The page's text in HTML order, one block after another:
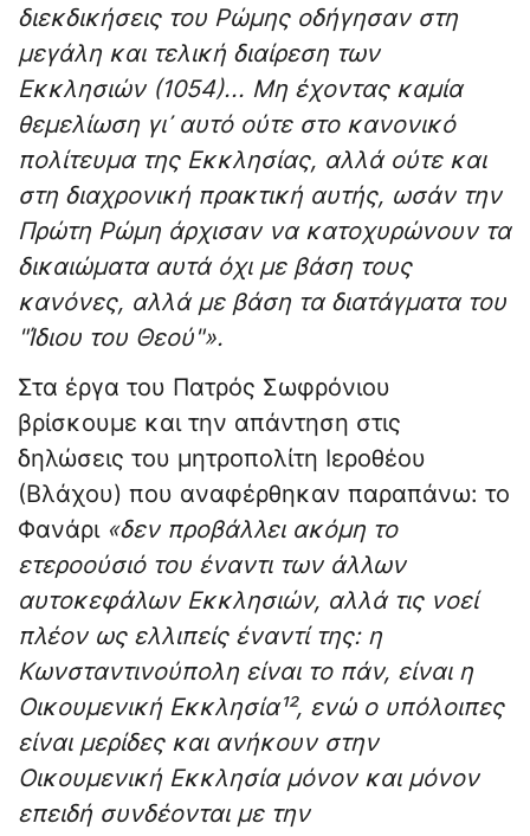
διεκδικήσεις του Ρώμης οδήγησαν στη
μεγάλη και τελική διαίρεση των
Εκκλησιών (1054)... Μη έχοντας καμία
θεμελίωση γι᾽ αυτό ούτε στο κανονικό
πολίτευμα της Εκκλησίας, αλλά ούτε και
στη διαχρονική πρακτική αυτής, ωσάν την
Πρώτη Ρώμη άρχισαν να κατοχυρώνουν τα
δικαιώματα αυτά όχι με βάση τους
κανόνες, αλλά με βάση τα διατάγματα του
"Ίδιου του Θεού"».
Στα έργα του Πατρός Σωφρόνιου
βρίσκουμε και την απάντηση στις
δηλώσεις του μητροπολίτη Ιεροθέου
(Βλάχου) που αναφέρθηκαν παραπάνω: το
Φανάρι «δεν προβάλλει ακόμη το
ετεροούσιό του έναντι των άλλων
αυτοκεφάλων Εκκλησιών, αλλά τις νοεί
πλέον ως ελλιπείς έναντί της: η
Κωνσταντινούπολη είναι το πάν, είναι η
Οικουμενική Εκκλησία¹², ενώ ο υπόλοιπες
είναι μερίδες και ανήκουν στην
Οικουμενική Εκκλησία μόνον και μόνον
επειδή συνδέονται με την